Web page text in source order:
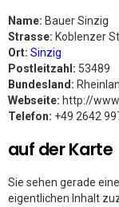
Name: Bauer Sinzig
Strasse: Koblenzer
Ort: Sinzig
Postleitzahl: 53489
Bundesland:
Webseite: http://
Telefon: +49 2642
auf der Karte
Sie sehen gerade
eigentlichen Inhalt